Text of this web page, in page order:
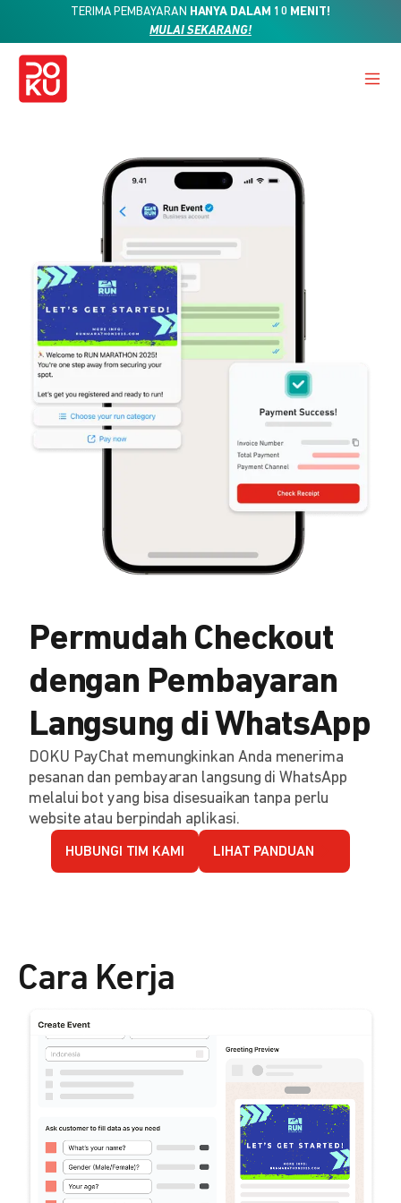
TERIMA PEMBAYARAN HANYA DALAM 10 MENIT!
MULAI SEKARANG!
Permudah Checkout
dengan Pembayaran
Langsung di WhatsApp
DOKU PayChat memungkinkan Anda menerima
pesanan dan pembayaran langsung di WhatsApp
melalui bot yang bisa disesuaikan tanpa perlu
website atau berpindah aplikasi.
HUBUNGI TIM KAMI LIHAT PANDUAN
Cara Kerja